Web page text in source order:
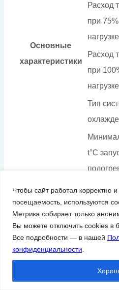
Чтобы сайт работал корректно
посещаемость, используются
Метрика собирает только
Вы можете отключить cookies в
Все подробности — в нашей
конфиденциальности
Основные
характеристики
Расход
при 75%
Расход
при
Тип
t°С
Объем
смазки,
Страна